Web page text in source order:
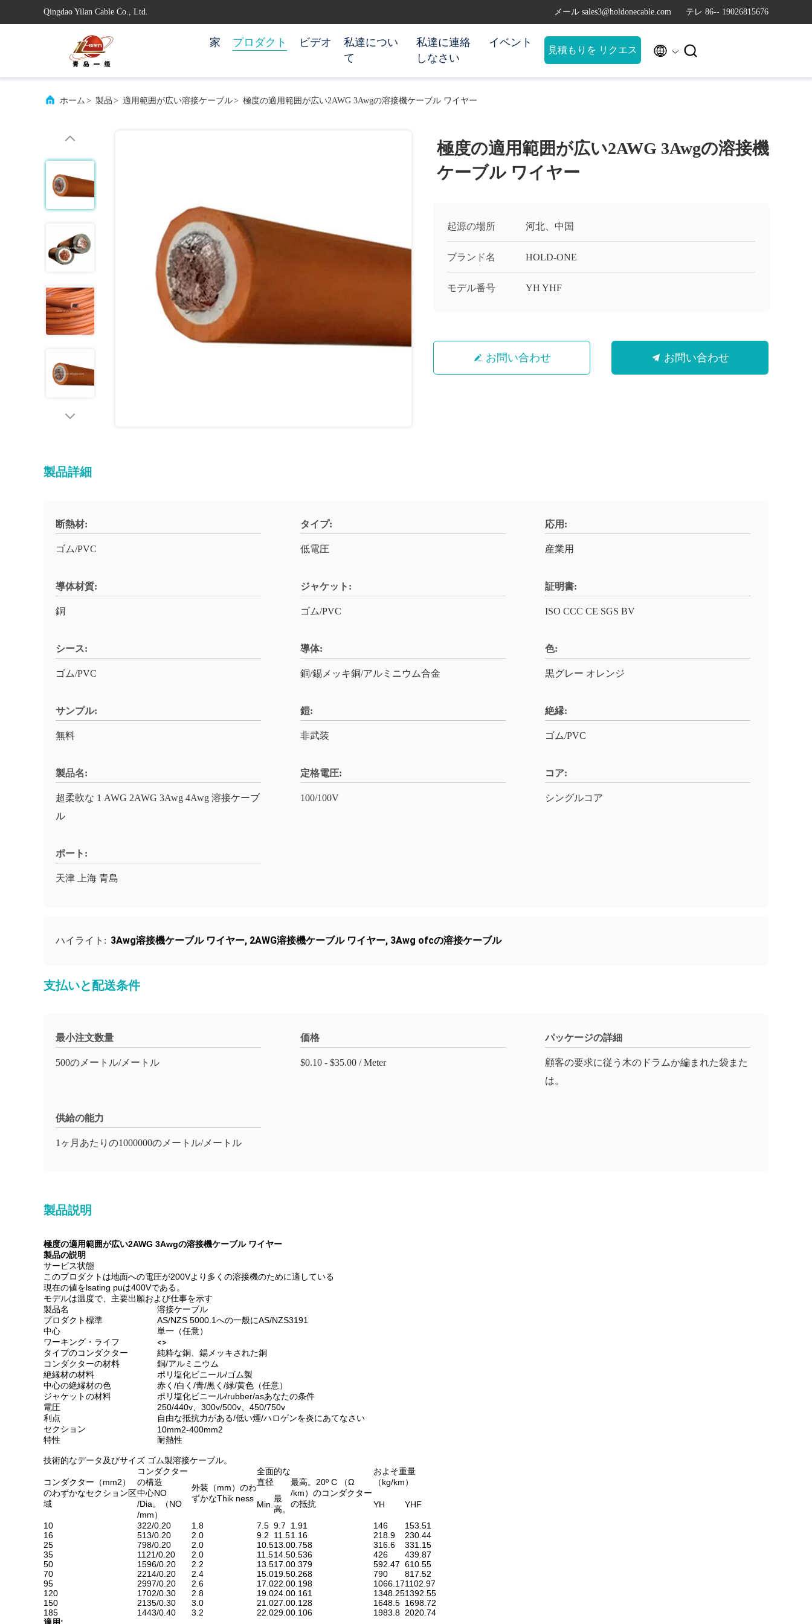
Qingdao Yilan Cable Co., Ltd. メール sales3@holdonecable.com テレ 86-- 19026815676
家 プロダクト ビデオ
私達につい
て
私達に連絡
しなさい
イベント
見積もりを リクエス
ト
 
ホーム > 製品 > 適用範囲が広い溶接ケーブル> 極度の適用範囲が広い2AWG 3Awgの溶接機ケーブル ワイヤー
極度の適用範囲が広い2AWG 3Awgの溶接機
ケーブル ワイヤー
起源の場所 河北、中国
ブランド名 HOLD-ONE
モデル番号 YH YHF
お問い合わせ お問い合わせ
製品詳細
断熱材:
ゴム/PVC
タイプ:
低電圧
応用:
産業用
導体材質:
銅
ジャケット:
ゴム/PVC
証明書:
ISO CCC CE SGS BV
シース:
ゴム/PVC
導体:
銅/錫メッキ銅/アルミニウム合金
色:
黒グレー オレンジ
サンプル:
無料
鎧:
非武装
絶縁:
ゴム/PVC
製品名:
超柔軟な 1 AWG 2AWG 3Awg 4Awg 溶接ケーブ
ル
定格電圧:
100/100V
コア:
シングルコア
ポート:
天津 上海 青島
ハイライト: 3Awg溶接機ケーブル ワイヤー, 2AWG溶接機ケーブル ワイヤー, 3Awg ofcの溶接ケーブル
支払いと配送条件
最小注文数量
500のメートル/メートル
価格
$0.10 - $35.00 / Meter
パッケージの詳細
顧客の要求に従う木のドラムか編まれた袋また
は。
供給の能力
1ヶ月あたりの1000000のメートル/メートル
製品説明
極度の適用範囲が広い2AWG 3Awgの溶接機ケーブル ワイヤー
製品の説明
サービス状態
このプロダクトは地面への電圧が200Vより多くの溶接機のために適している
現在の値をlsating puは400Vである。
モデルは温度で、主要出願および仕事を示す
製品名
溶接ケーブル
プロダクト標準
AS/NZS 5000.1への一般にAS/NZS3191
中心
単一（任意）
ワーキング・ライフ
<>
タイプのコンダクター
純粋な銅、錫メッキされた銅
コンダクターの材料
銅/アルミニウム
絶縁材の材料
ポリ塩化ビニール/ゴム製
中心の絶縁材の色
赤く/白く/青/黒く/緑/黄色（任意）
ジャケットの材料
ポリ塩化ビニール/rubber/asあなたの条件
電圧
250/440v、300v/500v、450/750v
利点
自由な抵抗力がある/低い煙/ハロゲンを炎にあてなさい
セクション
10mm2-400mm2
特性
耐熱性
技術的なデータ及びサイズ ゴム製溶接ケーブル。
コンダクター（mm2）
のわずかなセクション区
域
コンダクター
の構造
外装（mm）のわ
ずかなThik ness
全面的な
直径
最高。20º C （Ω
/km）のコンダクター
の抵抗
およそ重量
（kg/km）
中心NO
/Dia。（NO
/mm）
Min.
最
高。
YH YHF
10 322/0.20 1.8 7.5 9.7 1.91 146
153.51
16
513/0.20 2.0 9.2 11.51.16 218.9
230.44
25
798/0.20 2.0 10.513.00.758 316.6
331.15
35
1121/0.20 2.0 11.514.50.536 426
439.87
50
1596/0.20 2.2 13.517.00.379 592.47 610.55
70
2214/0.20 2.4 15.019.50.268 790
817.52
95
2997/0.20 2.6 17.022.00.198 1066.171102.97
120
1702/0.30 2.8 19.024.00.161 1348.251392.55
150
2135/0.30 3.0 21.027.00.128 1648.5 1698.72
185
1443/0.40 3.2 22.029.00.106 1983.8 2020.74